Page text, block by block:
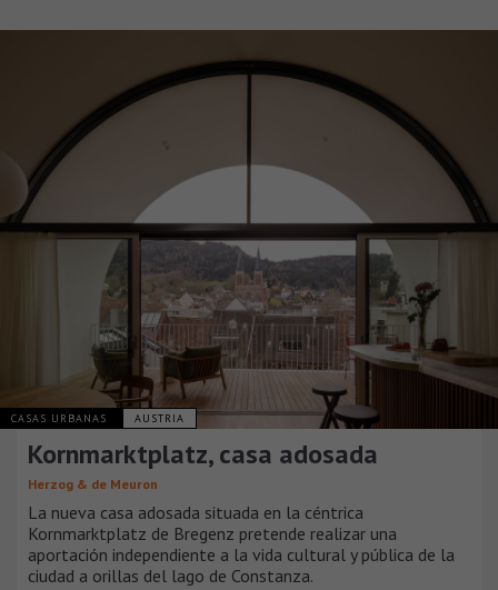
CASAS URBANAS AUSTRIA
Kornmarktplatz, casa adosada
Herzog & de Meuron
La nueva casa adosada situada en la céntrica
Kornmarktplatz de Bregenz pretende realizar una
aportación independiente a la vida cultural y pública de la
ciudad a orillas del lago de Constanza.